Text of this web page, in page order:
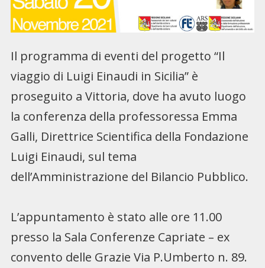
Il programma di eventi del progetto “Il
viaggio di Luigi Einaudi in Sicilia” è
proseguito a Vittoria, dove ha avuto luogo
la conferenza della professoressa Emma
Galli, Direttrice Scientifica della Fondazione
Luigi Einaudi, sul tema
dell’Amministrazione del Bilancio Pubblico.
L’appuntamento è stato alle ore 11.00
presso la Sala Conferenze Capriate – ex
convento delle Grazie Via P.Umberto n. 89.